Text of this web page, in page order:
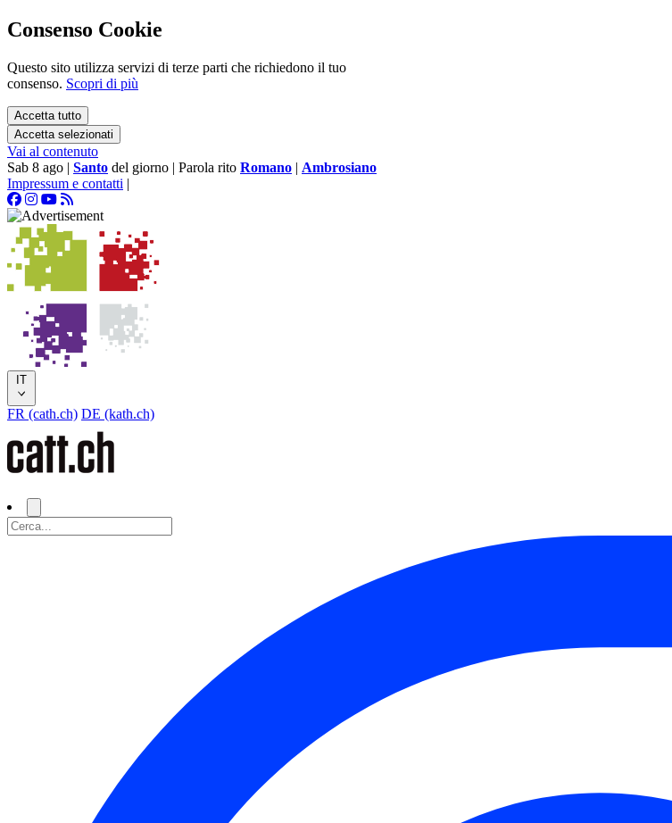
Consenso Cookie
Questo sito utilizza servizi di terze parti che richiedono il tuo
consenso. Scopri di più
Accetta tutto
Accetta selezionati
Vai al contenuto
Sab 8 ago | Santo del giorno | Parola rito Romano | Ambrosiano
Impressum e contatti |
IT
FR (cath.ch) DE (kath.ch)